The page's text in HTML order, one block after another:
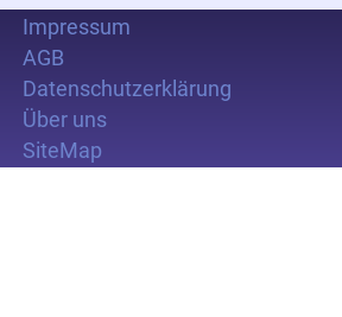
Impressum
AGB
Datenschutzerklärung
Über uns
SiteMap